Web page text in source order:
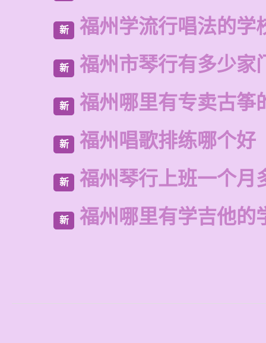
新 福州学流行唱法的学
新 福州市琴行有多少家
新 福州哪里有专卖古筝
新 福州唱歌排练哪个好
新 福州琴行上班一个月
新 福州哪里有学吉他的